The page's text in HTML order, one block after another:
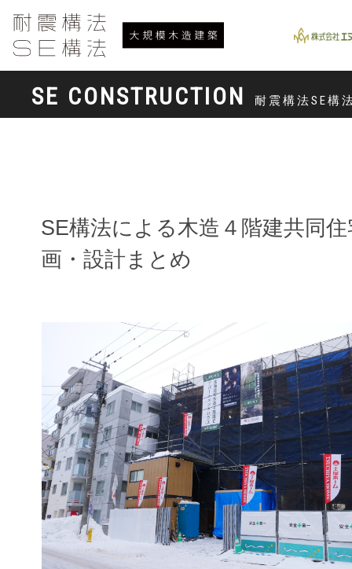
SE CONSTRUCTION 耐震構法SE構
SE構法による木造４階建共同
画・設計まとめ